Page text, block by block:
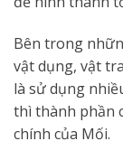
Bên trong
vật dụng, vật
là sử dụng
thì thành phần
chính của Mối.